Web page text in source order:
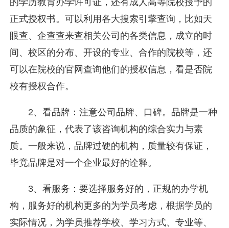
正式授权书。可以利用各大搜索引擎查询，比如天
眼查、企查查来查相关公司的各类信息，成立的时
间、校区的分布、开设的专业、合作的院校等，还
可以在院校的官网查询他们的授权信息，看是否院
校有授权合作。
2、看品牌：注意公司品牌、口碑。品牌是一种
品质的象征，代表了该咨询机构的综合实力与素
质。一般来说，品牌过硬的机构，质量较有保证，
毕竟品牌是对一个企业最好的诠释。
3、看服务：要选择服务好的，正规的办学机
构，服务好的机构更多的为学员考虑，根据学员的
实际情况，为学员推荐学校、学习方式、专业等、